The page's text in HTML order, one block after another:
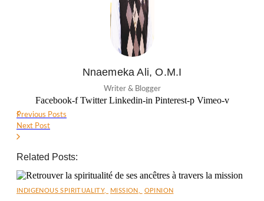
Nnaemeka Ali, O.M.I
Writer & Blogger
Facebook-f Twitter Linkedin-in Pinterest-p Vimeo-v
Previous Posts
Next Post
Related Posts:
INDIGENOUS SPIRITUALITY, MISSION OPINION